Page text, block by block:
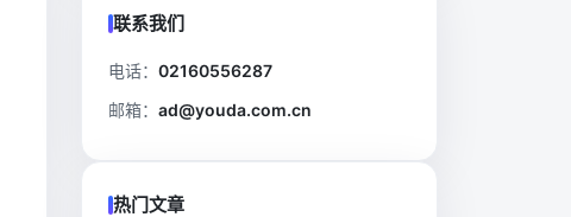
联系我们
电话： 02160556287
邮箱： ad@youda.com.cn
热门文章